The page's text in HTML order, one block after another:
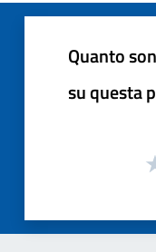
Quanto
su questa